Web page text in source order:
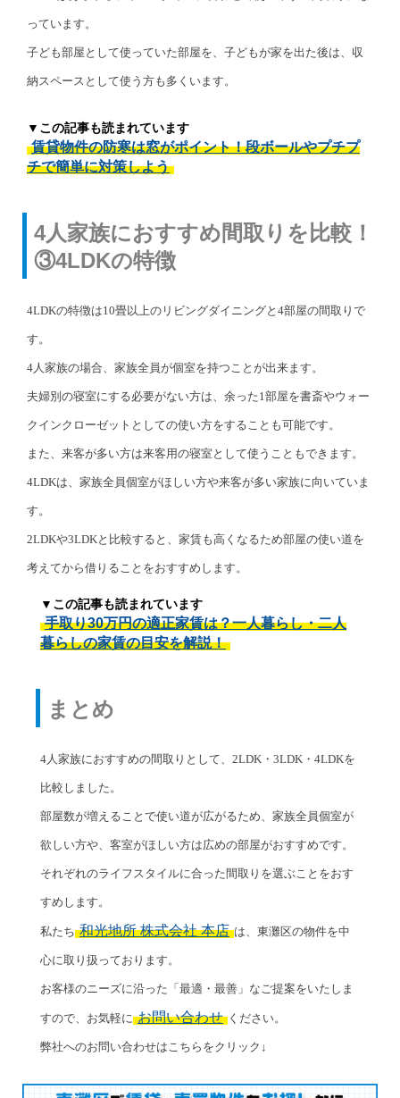
っています。
子ども部屋として使っていた部屋を、子どもが家を出た後は、収
納スペースとして使う方も多くいます。
▼この記事も読まれています
賃貸物件の防寒は窓がポイント！段ボールやプチプ
チで簡単に対策しよう
4人家族におすすめ間取りを比較！
③4LDKの特徴
4LDKの特徴は10畳以上のリビングダイニングと4部屋の間取りで
す。
4人家族の場合、家族全員が個室を持つことが出来ます。
夫婦別の寝室にする必要がない方は、余った1部屋を書斎やウォー
クインクローゼットとしての使い方をすることも可能です。
また、来客が多い方は来客用の寝室として使うこともできます。
4LDKは、家族全員個室がほしい方や来客が多い家族に向いていま
す。
2LDKや3LDKと比較すると、家賃も高くなるため部屋の使い道を
考えてから借りることをおすすめします。
▼この記事も読まれています
手取り30万円の適正家賃は？一人暮らし・二人
暮らしの家賃の目安を解説！
まとめ
4人家族におすすめの間取りとして、2LDK・3LDK・4LDKを
比較しました。
部屋数が増えることで使い道が広がるため、家族全員個室が
欲しい方や、客室がほしい方は広めの部屋がおすすめです。
それぞれのライフスタイルに合った間取りを選ぶことをおす
すめします。
私たち 和光地所 株式会社 本店 は、東灘区の物件を中
心に取り扱っております。
お客様のニーズに沿った「最適・最善」なご提案をいたしま
すので、お気軽に お問い合わせ ください。
弊社へのお問い合わせはこちらをクリック↓